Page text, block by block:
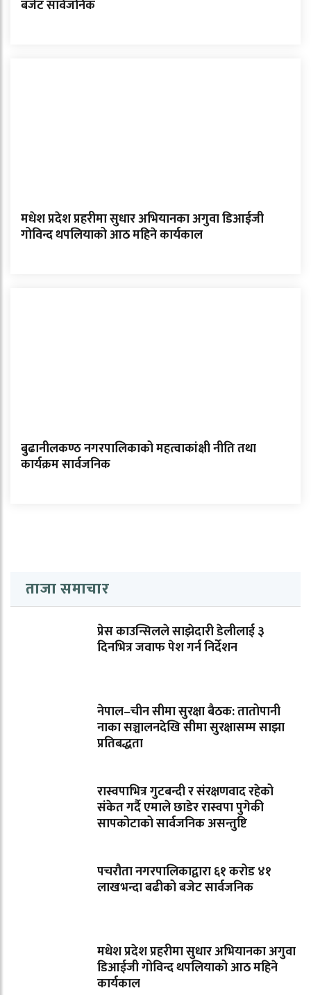
बजेट सार्वजनिक
मधेश प्रदेश प्रहरीमा सुधार अभियानका अगुवा डिआईजी
गोविन्द थपलियाको आठ महिने कार्यकाल
बुढानीलकण्ठ नगरपालिकाको महत्वाकांक्षी नीति तथा
कार्यक्रम सार्वजनिक
ताजा समाचार
प्रेस काउन्सिलले साझेदारी डेलीलाई ३
दिनभित्र जवाफ पेश गर्न निर्देशन
नेपाल–चीन सीमा सुरक्षा बैठक: तातोपानी
नाका सञ्चालनदेखि सीमा सुरक्षासम्म साझा
प्रतिबद्धता
रास्वपाभित्र गुटबन्दी र संरक्षणवाद रहेको
संकेत गर्दै एमाले छाडेर रास्वपा पुगेकी
सापकोटाको सार्वजनिक असन्तुष्टि
पचरौता नगरपालिकाद्वारा ६१ करोड ४१
लाखभन्दा बढीको बजेट सार्वजनिक
मधेश प्रदेश प्रहरीमा सुधार अभियानका अगुवा
डिआईजी गोविन्द थपलियाको आठ महिने
कार्यकाल